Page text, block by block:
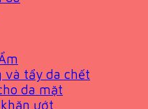
và tẩy da chết
da mặt
ướt